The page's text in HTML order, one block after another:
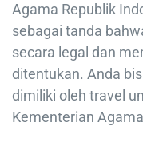
Agama Republik
sebagai tanda
secara legal dan
ditentukan. Anda
dimiliki oleh travel
Kementerian